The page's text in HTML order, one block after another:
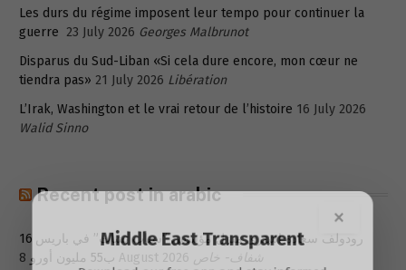
Les durs du régime imposent leur tempo pour continuer la
guerre 23 July 2026 Georges Malbrunot
Disparus du Sud-Liban «Si cela dure encore, mon cœur ne
tiendra pas» 21 July 2026 Libération
L’Irak, Washington et le vrai retour de l’histoire 16 July 2026
Walid Sinno
Recent post in arabic
رودولف سعادة اشترى منزل مؤسس “سناب تشات” في باريس 16
ب55 مليون أورو 8 August 2026
شفاف- خاص
×
Middle East Transparent